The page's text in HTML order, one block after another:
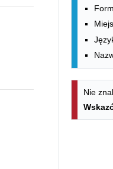
Nie